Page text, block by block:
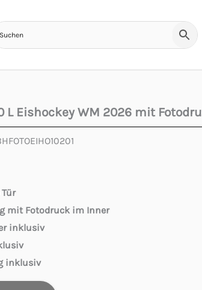
L Eishockey WM 2026 mit
mit Fotodruck im Inner
inklusiv
inklusiv